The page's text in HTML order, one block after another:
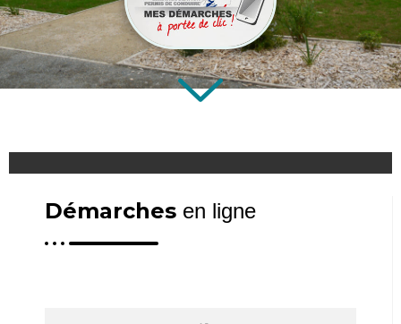
Démarches en ligne